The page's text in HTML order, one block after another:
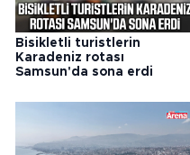
Bisikletli turistlerin
Karadeniz rotası
Samsun'da sona erdi